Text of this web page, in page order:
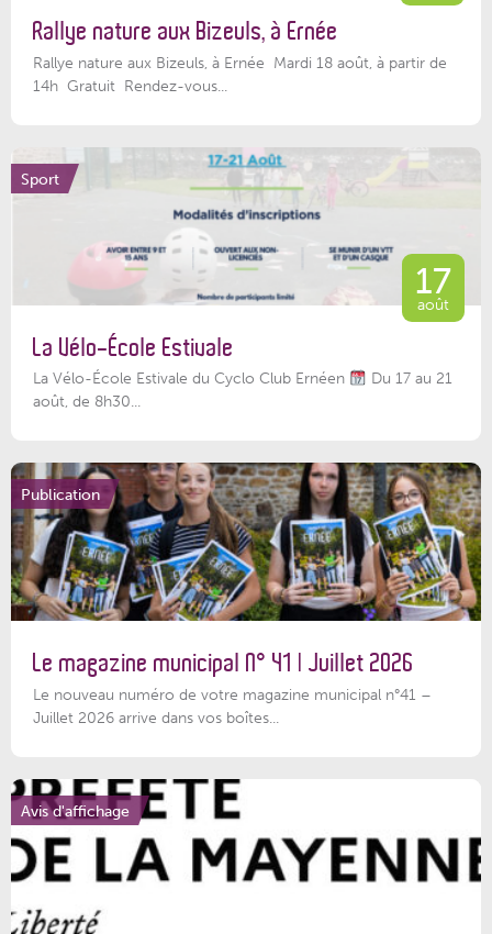
Rallye nature aux Bizeuls, à Ernée
Rallye nature aux Bizeuls, à Ernée Mardi 18 août, à partir de
14h Gratuit Rendez-vous...
Sport
17
août
La Vélo-École Estivale
La Vélo-École Estivale du Cyclo Club Ernéen
Du 17 au 21
août, de 8h30...
Publication
Le magazine municipal N° 41 | Juillet 2026
Le nouveau numéro de votre magazine municipal n°41 –
Juillet 2026 arrive dans vos boîtes...
Avis d'affichage